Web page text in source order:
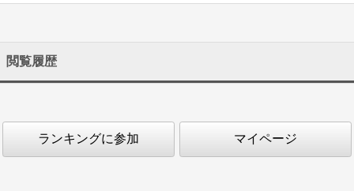
閲覧履歴
ランキングに参加 マイページ